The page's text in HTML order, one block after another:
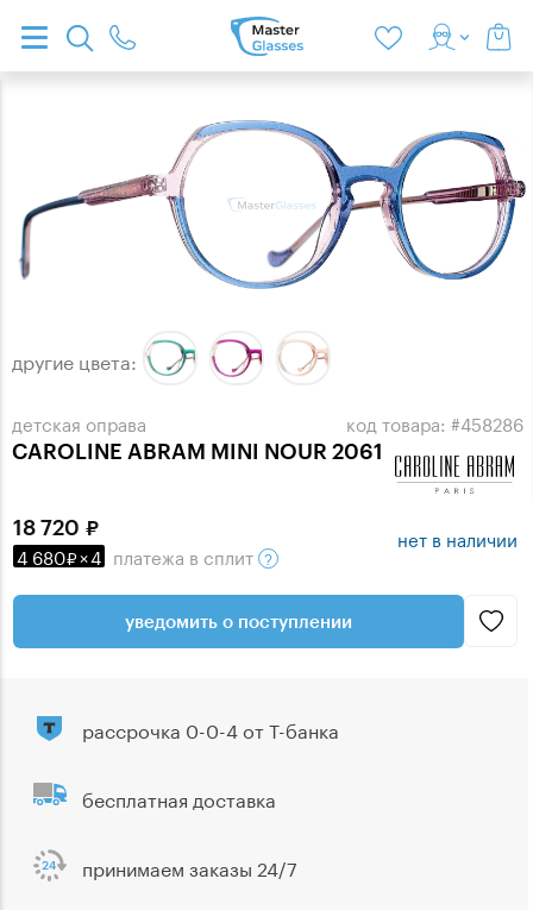
детская оправа
CAROLINE ABRAM MINI NOUR 2061
код товара: #458286
другие цвета:
18 720
4 680 ×4 платежа в сплит
нет в наличии
уведомить о поступлении
рассрочка 0-0-4 от Т-банка
бесплатная доставка
принимаем заказы 24/7